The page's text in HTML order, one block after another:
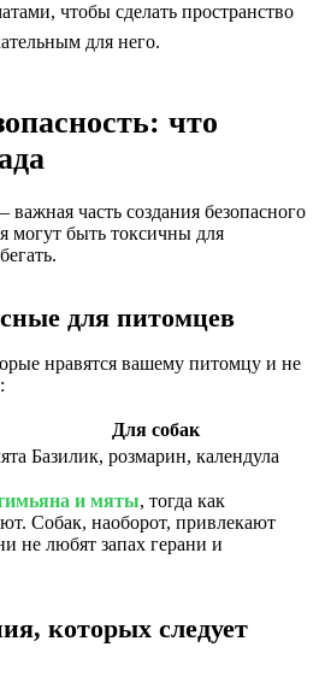
чтобы сделать пространство
для него.
что
часть создания безопасного
могут быть токсичны для
для питомцев
нравятся вашему питомцу и не
Для собак
Базилик, розмарин, календула
и мяты, тогда как
Собак, наоборот, привлекают
не любят запах герани и
которых следует